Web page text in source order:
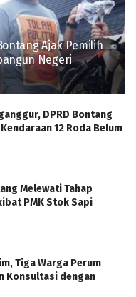
Ajak Pemilih
Negeri
DPRD Bontang
12 Roda Belum
Melewati Tahap
PMK Stok Sapi
Tiga Warga Perum
Konsultasi dengan